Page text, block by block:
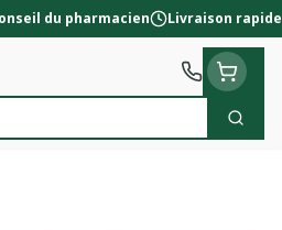
du pharmacien Livraison rapide